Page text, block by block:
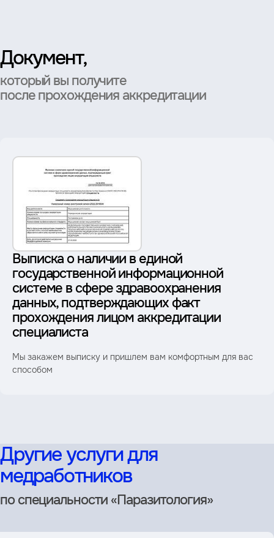
Документ,
который вы получите
после прохождения аккредитации
Выписка о наличии в единой
государственной информационной
системе в сфере здравоохранения
данных, подтверждающих факт
прохождения лицом аккредитации
специалиста
Мы закажем выписку и пришлем вам комфортным для вас
способом
Другие услуги для
медработников
по специальности «Паразитология»